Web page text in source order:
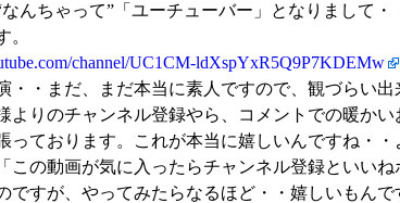
んちゃって”「ユーチューバー」となりまして
。
channel/UC1CM-ldXspYxR5Q9P7KDEMw
・・まだ、まだ本当に素人ですので、観づらい
よりのチャンネル登録やら、コメントでの暖か
っております。これが本当に嬉しいんですね・
この動画が気に入ったらチャンネル登録といい
ですが、やってみたらなるほど・・嬉しいもんで